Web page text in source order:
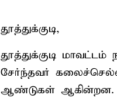
தூத்துக்குடி,
தூத்துக்குடி
சேர்ந்தவர்
ஆண்டுகள் ஆகின்றன.